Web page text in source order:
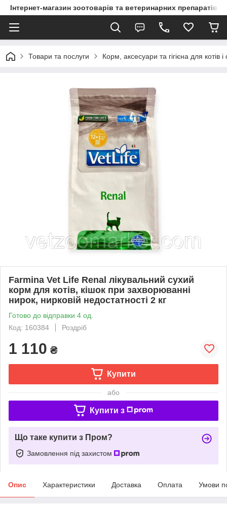
Інтернет-магазин зоотоварів та ветеринарних препаратів
Товари та послуги Корм, аксесуари та гігієна для котів і
Farmina Vet Life Renal лікувальний сухий
корм для котів, кішок при захворюванні
нирок, нирковій недостатності 2 кг
Готово до відправки 4 од.
Код: 160384
Роздріб
1 110 ₴
Купити
або
Купити з
Що таке купити з Пром?
Замовлення під захистом
Опис Характеристики Доставка Оплата Умови